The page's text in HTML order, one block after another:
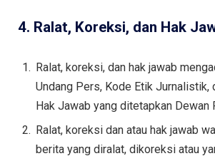
4. Ralat, Koreksi, dan Hak
Ralat, koreksi, dan hak jawab
Undang Pers, Kode Etik Jurnalistik,
Hak Jawab yang ditetapkan Dewan
Ralat, koreksi dan atau hak jawab
berita yang diralat, dikoreksi atau